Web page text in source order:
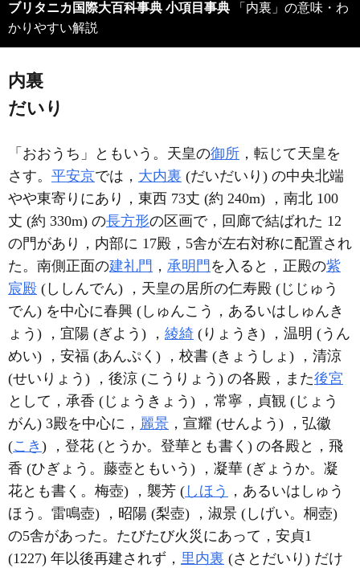
ブリタニカ国際大百科事典 小項目事典
かりやすい解説
内裏
だいり
「おおうち」ともいう。天皇の御所 ，転じて天皇を
さす。 平安京では， 大内裏 (だいだいり) の中央北端
やや東寄りにあり，東西 73丈 (約 240m) ，南北 100
丈 (約 330m) の長方形の区画で，回廊で結ばれた 12
の門があり，内部に 17殿，5舎が左右対称に配置され
た。南側正面の建礼門 ， 承明門 を入ると，正殿の紫
宸殿 (ししんでん) ，天皇の居所の仁寿殿 (じじゅう
でん) を中心に春興 (しゅんこう，あるいはしゅんき
ょう) ，宜陽 (ぎよう) ， 綾綺 (りょうき) ，温明 (うん
めい) ，安福 (あんぷく) ，校書 (きょうしょ) ，清涼
(せいりょう) ，後涼 (こうりょう) の各殿，また後宮
として，承香 (じょうきょう) ，常寧，貞観 (じょう
がん) 3殿を中心に， 麗景 ，宣耀 (せんよう) ，弘徽
(こき ) ，登花 (とうか。登華とも書く) の各殿と，飛
香 (ひぎょう。藤壺ともいう) ，凝華 (ぎょうか。凝
花とも書く。梅壺) ，襲芳 ( しほう ，あるいはしゅう
ほう。雷鳴壺) ，昭陽 (梨壺) ，淑景 (しげい。桐壺)
の5舎があった。たびたび火災にあって，安貞1
(1227) 年以後再建されず， 里内裏 (さとだいり) だけ